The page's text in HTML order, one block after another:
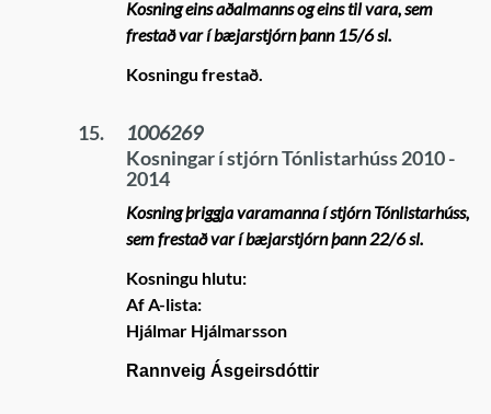
Kosning eins aðalmanns og eins til vara, sem
frestað var í bæjarstjórn þann 15/6 sl.
Kosningu frestað.
15.
1006269
Kosningar í stjórn Tónlistarhúss 2010 -
2014
Kosning þriggja varamanna í stjórn Tónlistarhúss,
sem frestað var í bæjarstjórn þann 22/6 sl.
Kosningu hlutu:
Af A-lista:
Hjálmar Hjálmarsson
Rannveig Ásgeirsdóttir